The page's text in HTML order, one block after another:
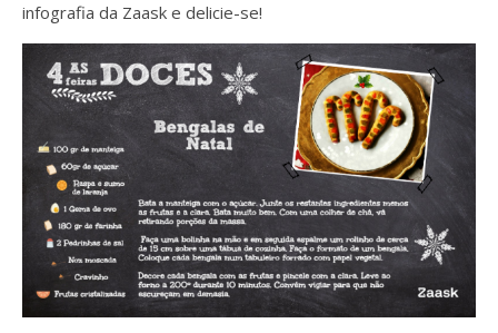
infografia da Zaask e delicie-se!